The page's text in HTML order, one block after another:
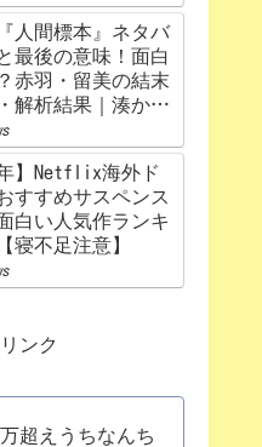
】
人間標本』ネタバ
最後の意味！面白
赤羽・留美の結末
解析結果｜湊かな
じ
年】Netflix海外ド
すすめサスペンス
白い人気作ランキ
寝不足注意】
ンク
超えうちなんち